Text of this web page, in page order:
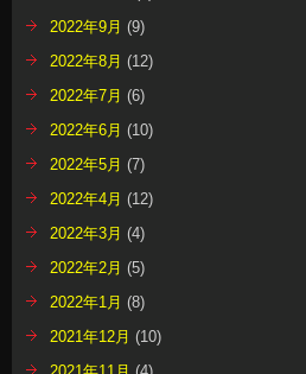
2022年9月 (9)
2022年8月 (12)
2022年7月 (6)
2022年6月 (10)
2022年5月 (7)
2022年4月 (12)
2022年3月 (4)
2022年2月 (5)
2022年1月 (8)
2021年12月 (10)